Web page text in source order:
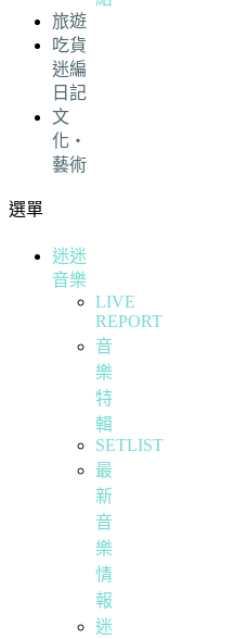
旅遊
吃貨
迷編
日記
文
化・
藝術
選單
迷迷
音樂
LIVE
REPORT
音
樂
特
輯
SETLIST
最
新
音
樂
情
報
迷